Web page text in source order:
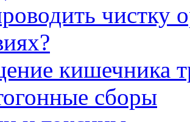
чистку
кишечника
сборы